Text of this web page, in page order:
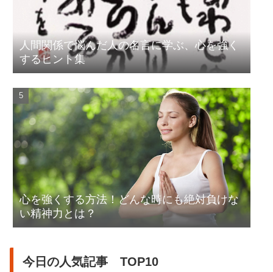
人間関係で悩んだ人の名言に学ぶ、心を強く
するヒント集
心を強くする方法！どんな時にも絶対負けな
い精神力とは？
今日の人気記事 TOP10